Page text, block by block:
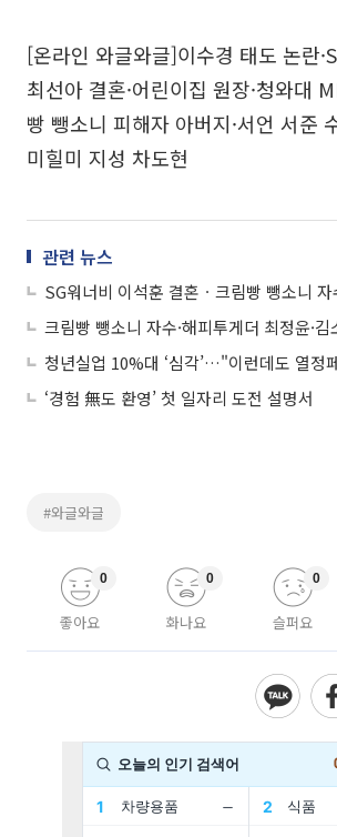
[온라인 와글와글]이수경 태도 논란
최선아 결혼·어린이집 원장·청와대
빵 뺑소니 피해자 아버지·서언 서준
미힐미 지성 차도현
관련 뉴스
‘경험 無도 환영’ 첫 일자리 도전 설명서
#와글와글
좋아요
0
화나요
0
슬퍼요
0